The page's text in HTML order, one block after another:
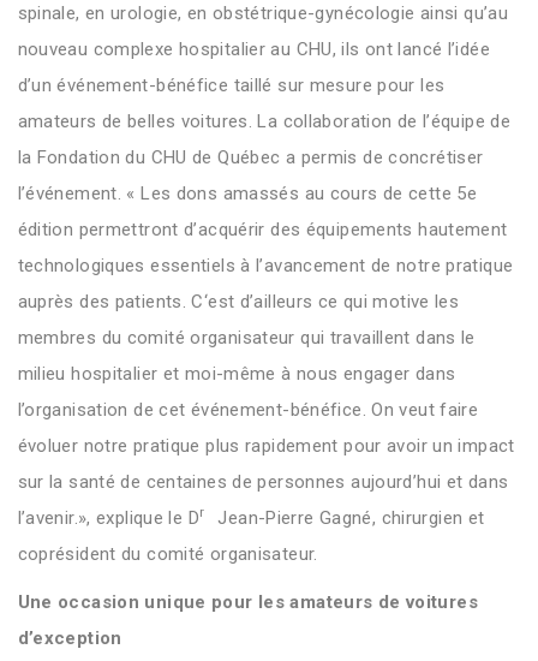
spinale, en urologie, en obstétrique-gynécologie ainsi qu’au
nouveau complexe hospitalier au CHU, ils ont lancé l’idée
d’un événement-bénéfice taillé sur mesure pour les
amateurs de belles voitures. La collaboration de l’équipe de
la Fondation du CHU de Québec a permis de concrétiser
l’événement. « Les dons amassés au cours de cette 5e
édition permettront d’acquérir des équipements hautement
technologiques essentiels à l’avancement de notre pratique
auprès des patients. C‘est d’ailleurs ce qui motive les
membres du comité organisateur qui travaillent dans le
milieu hospitalier et moi-même à nous engager dans
l’organisation de cet événement-bénéfice. On veut faire
évoluer notre pratique plus rapidement pour avoir un impact
sur la santé de centaines de personnes aujourd’hui et dans
l’avenir.», explique le Dr
Jean-Pierre Gagné, chirurgien et
coprésident du comité organisateur.
Une occasion unique pour les amateurs de voitures
d’exception